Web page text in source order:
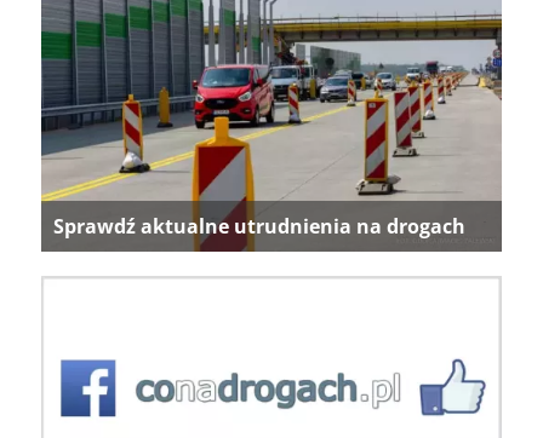
Sprawdź aktualne utrudnienia na drogach